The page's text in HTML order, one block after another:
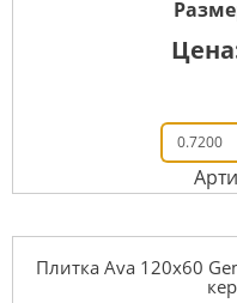
Плитка Ava 120x60